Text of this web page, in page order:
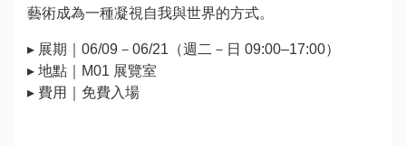
藝術成為一種凝視自我與世界的方式。
▸ 展期｜06/09－06/21（週二－日 09:00–17:00）
▸ 地點｜M01 展覽室
▸ 費用｜免費入場